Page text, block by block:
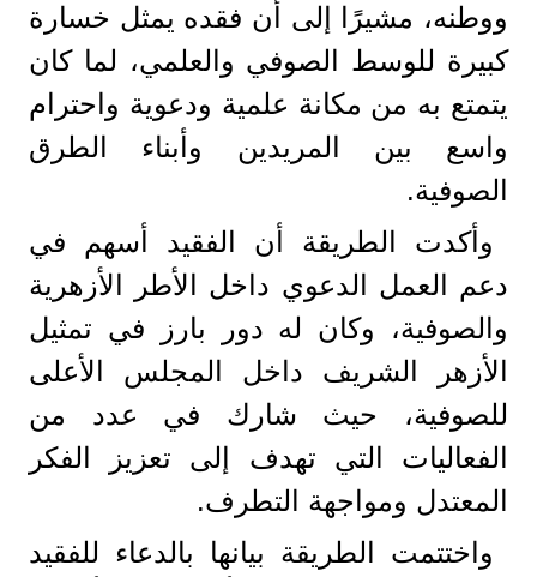
ووطنه، مشيرًا إلى أن فقده يمثل خسارة
كبيرة للوسط الصوفي والعلمي، لما كان
يتمتع به من مكانة علمية ودعوية واحترام
واسع بين المريدين وأبناء الطرق
الصوفية.
وأكدت الطريقة أن الفقيد أسهم في
دعم العمل الدعوي داخل الأطر الأزهرية
والصوفية، وكان له دور بارز في تمثيل
الأزهر الشريف داخل المجلس الأعلى
للصوفية، حيث شارك في عدد من
الفعاليات التي تهدف إلى تعزيز الفكر
المعتدل ومواجهة التطرف.
واختتمت الطريقة بيانها بالدعاء للفقيد